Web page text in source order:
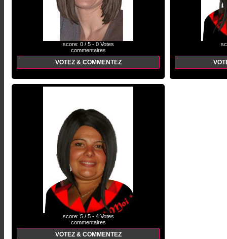
score: 0 / 5 - 0 Votes
commentaires
VOTEZ & COMMENTEZ
score: 5 / 5 - 4 Votes
commentaires
VOTEZ & COMMENTEZ